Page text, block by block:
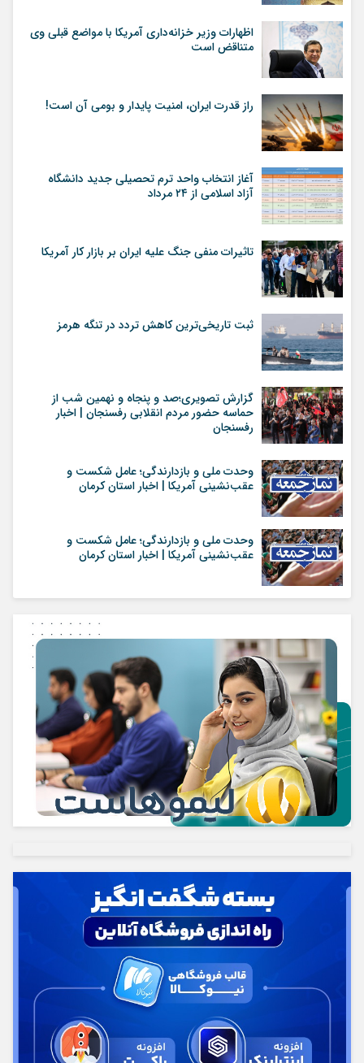
اظهارات وزیر خزانه‌داری آمریکا با مواضع قبلی وی
متناقض است
راز قدرت ایران، امنیت پایدار و بومی آن است!
آغاز انتخاب واحد ترم تحصیلی جدید دانشگاه
آزاد اسلامی از ۲۴ مرداد
تاثیرات منفی جنگ علیه ایران بر بازار کار آمریکا
ثبت تاریخی‌ترین کاهش تردد در تنگه هرمز
گزارش تصویری؛صد و پنجاه و نهمین شب از
حماسه حضور مردم انقلابی رفسنجان | اخبار
رفسنجان
وحدت ملی و بازدارندگی؛ عامل شکست و
عقب‌نشینی آمریکا | اخبار استان کرمان
وحدت ملی و بازدارندگی؛ عامل شکست و
عقب‌نشینی آمریکا | اخبار استان کرمان